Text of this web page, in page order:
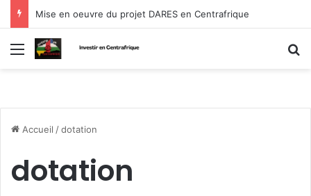
Mise en oeuvre du projet DARES en Centrafrique
Menu
Accueil /dotation
dotation